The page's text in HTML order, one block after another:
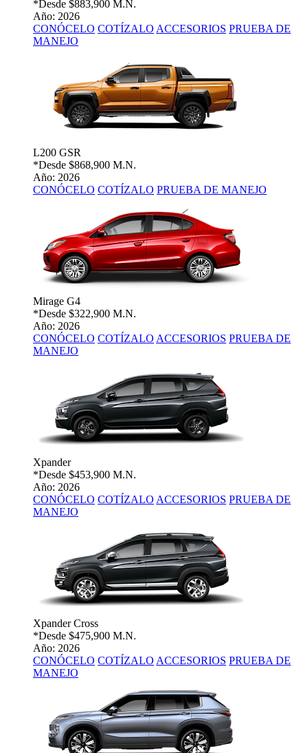
*Desde $883,900 M.N.
Año: 2026
CONÓCELO COTÍZALO ACCESORIOS PRUEBA DE
MANEJO
L200 GSR
*Desde $868,900 M.N.
Año: 2026
CONÓCELO COTÍZALO PRUEBA DE MANEJO
Mirage G4
*Desde $322,900 M.N.
Año: 2026
CONÓCELO COTÍZALO ACCESORIOS PRUEBA DE
MANEJO
Xpander
*Desde $453,900 M.N.
Año: 2026
CONÓCELO COTÍZALO ACCESORIOS PRUEBA DE
MANEJO
Xpander Cross
*Desde $475,900 M.N.
Año: 2026
CONÓCELO COTÍZALO ACCESORIOS PRUEBA DE
MANEJO